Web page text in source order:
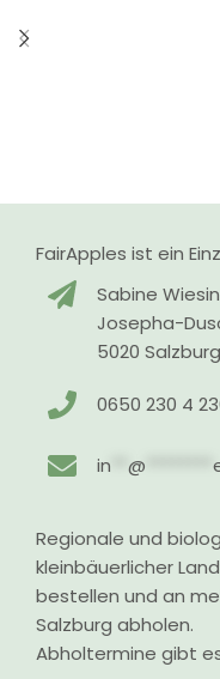
FairApples ist ein
Sabine
Josepha-
5020 Salzburg
0650 230 4
in **@ ********
Regionale und
kleinbäuerlicher
bestellen und an
Salzburg abholen.
Abholtermine gibt